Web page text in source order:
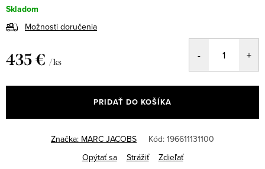
Skladom
Možnosti doručenia
435 € / ks
cena:
PRIDAŤ DO KOŠÍKA
Značka: MARC JACOBS Kód: 196611131100
Opýtať sa
Strážiť Zdieľať